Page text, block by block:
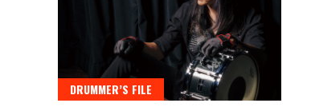
DRUMMER’S FILE